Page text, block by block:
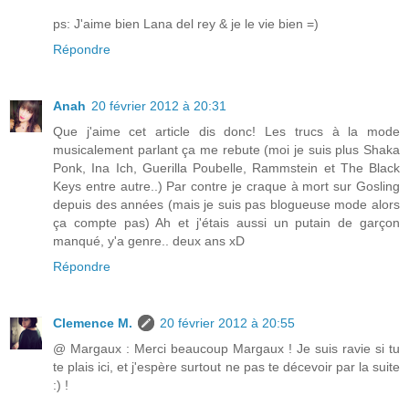
ps: J'aime bien Lana del rey & je le vie bien =)
Répondre
Anah 20 février 2012 à 20:31
Que j'aime cet article dis donc! Les trucs à la mode
musicalement parlant ça me rebute (moi je suis plus Shaka
Ponk, Ina Ich, Guerilla Poubelle, Rammstein et The Black
Keys entre autre..) Par contre je craque à mort sur Gosling
depuis des années (mais je suis pas blogueuse mode alors
ça compte pas) Ah et j'étais aussi un putain de garçon
manqué, y'a genre.. deux ans xD
Répondre
Clemence M.
20 février 2012 à 20:55
@ Margaux : Merci beaucoup Margaux ! Je suis ravie si tu
te plais ici, et j'espère surtout ne pas te décevoir par la suite
:) !